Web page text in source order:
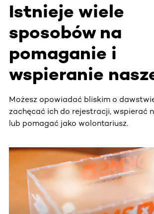
Istnieje wiele
sposobów na
pomaganie i
wspieranie
Możesz opowiadać bliskim o
zachęcać ich do rejestracji, wspierać
lub pomagać jako wolontariusz.
Ta sekcja zawiera treści przewijane w